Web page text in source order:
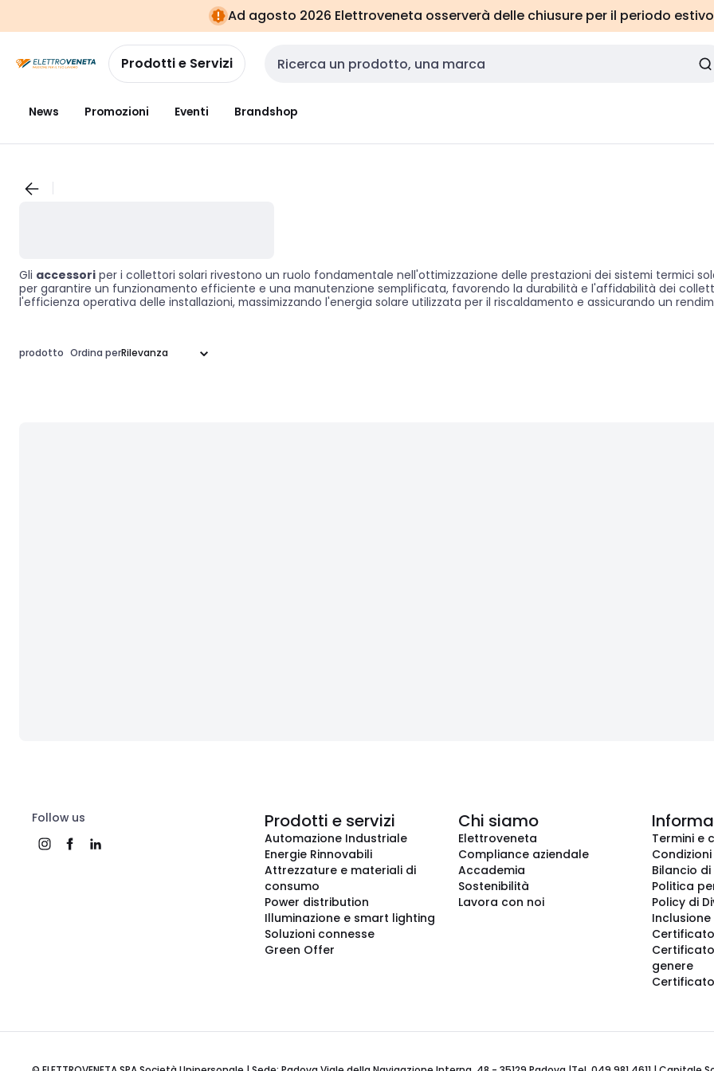
navigazionealla
pagina
Ad agosto 2026 Elettroveneta osserverà delle chiusure per il periodo
Prodotti e Servizi Cerca input
News Promozioni Eventi Brandshop
Gli accessori per i collettori solari rivestono un ruolo fondamentale nell'ottimizzazione delle prestazioni dei sistemi termici
per garantire un funzionamento efficiente e una manutenzione semplificata, favorendo la durabilità e l'affidabilità dei
l'efficienza operativa delle installazioni, massimizzando l'energia solare utilizzata per il riscaldamento e assicurando un
prodotto Ordina per
Follow us Prodotti e servizi
Automazione Industriale
Energie Rinnovabili
Attrezzature e materiali di
consumo
Power distribution
Illuminazione e smart lighting
Soluzioni connesse
Green Offer
Chi siamo
Elettroveneta
Compliance aziendale
Accademia
Sostenibilità
Lavora con noi
Termini e
Bilancio
Politica
Policy di
Inclusione
genere
Certificato